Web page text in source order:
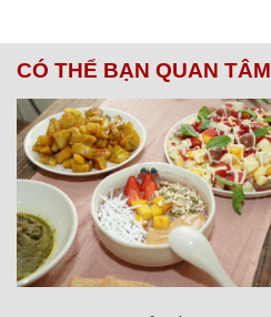
CÓ THỂ BẠN QUAN TÂM